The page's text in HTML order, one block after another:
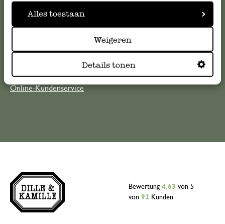
Alles toestaan
Weigeren
Details tonen
Falls Sie Fragen haben oder Tipps und Hilfe brauchen, wenden
Sie sich bitte an unseren Kundenservice. Oder lesen Sie hier
die Antworten aufhäufig gestellte Fragen.
Online-Kundenservice
Bewertung 4.63 von 5
von 92 Kunden